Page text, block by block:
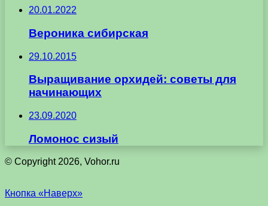
20.01.2022
Вероника сибирская
29.10.2015
Выращивание орхидей: советы для
начинающих
23.09.2020
Ломонос сизый
© Copyright 2026, Vohor.ru
Кнопка «Наверх»